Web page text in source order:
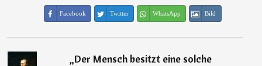
Facebook Twitter WhatsApp Bild
„Der Mensch besitzt eine solche